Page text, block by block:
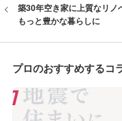
築30年空き家に上質なリノ
もっと豊かな暮らしに
プロのおすすめするコ